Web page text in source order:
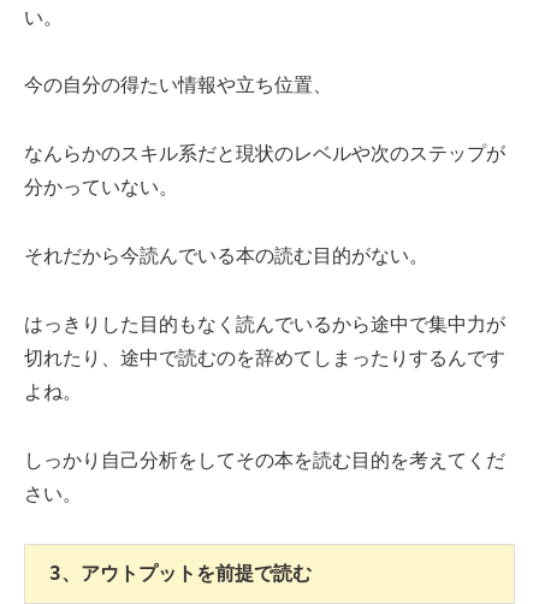
い。
今の自分の得たい情報や立ち位置、
なんらかのスキル系だと現状のレベルや次のステップが
分かっていない。
それだから今読んでいる本の読む目的がない。
はっきりした目的もなく読んでいるから途中で集中力が
切れたり、途中で読むのを辞めてしまったりするんです
よね。
しっかり自己分析をしてその本を読む目的を考えてくだ
さい。
3、アウトプットを前提で読む